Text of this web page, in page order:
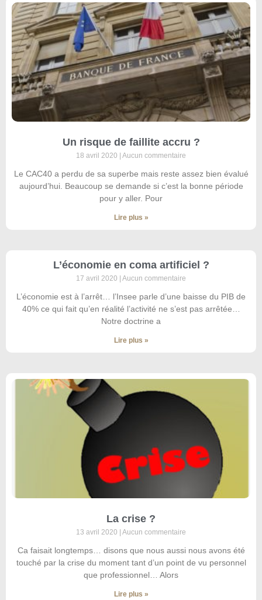
Un risque de faillite accru ?
18 avril 2020 Aucun commentaire
Le CAC40 a perdu de sa superbe mais reste assez bien évalué
aujourd’hui. Beaucoup se demande si c’est la bonne période
pour y aller. Pour
Lire plus »
L’économie en coma artificiel ?
17 avril 2020 Aucun commentaire
L’économie est à l’arrêt… l’Insee parle d’une baisse du PIB de
40% ce qui fait qu’en réalité l’activité ne s’est pas arrêtée…
Notre doctrine a
Lire plus »
La crise ?
13 avril 2020 Aucun commentaire
Ca faisait longtemps… disons que nous aussi nous avons été
touché par la crise du moment tant d’un point de vu personnel
que professionnel… Alors
Lire plus »